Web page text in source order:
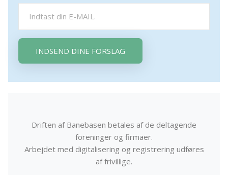
INDSEND DINE FORSLAG
Driften af Banebasen betales af de deltagende
foreninger og firmaer.
Arbejdet med digitalisering og registrering udføres
af frivillige.